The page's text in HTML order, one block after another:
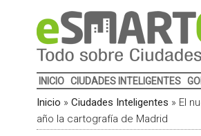
INICIO CIUDADES INTELIGENTES
Inicio » Ciudades Inteligentes » El
año la cartografía de Madrid